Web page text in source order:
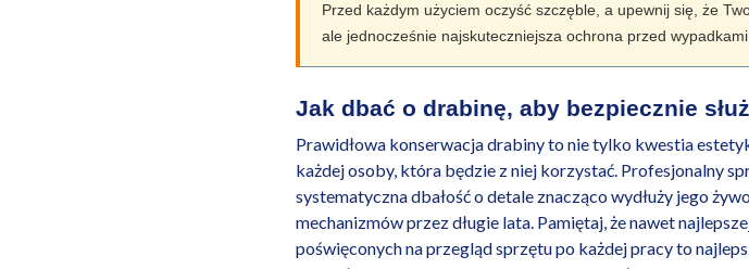
Przed każdym użyciem oczyść szczęble, a upewnij się, że
ale jednocześnie najskuteczniejsza ochrona przed wypadkami
Jak dbać o drabinę, aby bezpiecznie
Prawidłowa konserwacja drabiny to nie tylko kwestia
każdej osoby, która będzie z niej korzystać. Profesjonalny
systematyczna dbałość o detale znacząco wydłuży jego
mechanizmów przez długie lata. Pamiętaj, że nawet
poświęconych na przegląd sprzętu po każdej pracy to